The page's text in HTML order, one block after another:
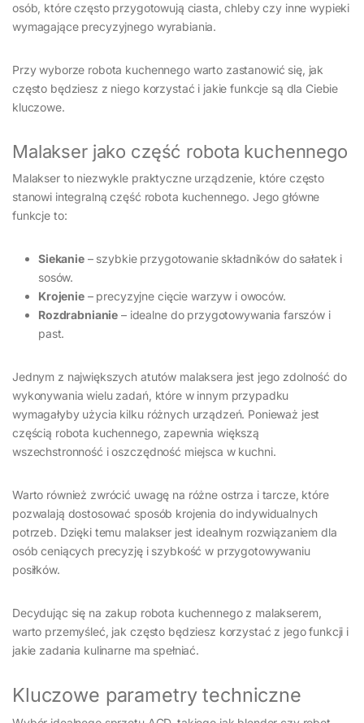
osób, które często przygotowują ciasta, chleby czy inne wypieki
wymagające precyzyjnego wyrabiania.
Przy wyborze robota kuchennego warto zastanowić się, jak
często będziesz z niego korzystać i jakie funkcje są dla Ciebie
kluczowe.
Malakser jako część robota kuchennego
Malakser to niezwykle praktyczne urządzenie, które często
stanowi integralną część robota kuchennego. Jego główne
funkcje to:
Siekanie– szybkie przygotowanie składników do sałatek i
sosów.
Krojenie– precyzyjne cięcie warzyw i owoców.
Rozdrabnianie – idealne do przygotowywania farszów i
past.
Jednym z największych atutów malaksera jest jego zdolność do
wykonywania wielu zadań, które w innym przypadku
wymagałyby użycia kilku różnych urządzeń. Ponieważ jest
częścią robota kuchennego, zapewnia większą
wszechstronność i oszczędność miejsca w kuchni.
Warto również zwrócić uwagę na różne ostrza i tarcze, które
pozwalają dostosować sposób krojenia do indywidualnych
potrzeb. Dzięki temu malakser jest idealnym rozwiązaniem dla
osób ceniących precyzję i szybkość w przygotowywaniu
posiłków.
Decydując się na zakup robota kuchennego z malakserem,
warto przemyśleć, jak często będziesz korzystać z jego funkcji i
jakie zadania kulinarne ma spełniać.
Kluczowe parametry techniczne